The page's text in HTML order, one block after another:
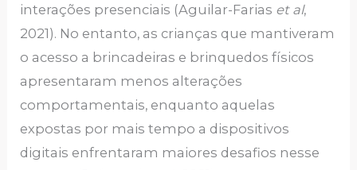
interações presenciais (Aguilar-Farias et al,
2021). No entanto, as crianças que mantiveram
o acesso a brincadeiras e brinquedos físicos
apresentaram menos alterações
comportamentais, enquanto aquelas
expostas por mais tempo a dispositivos
digitais enfrentaram maiores desafios nesse